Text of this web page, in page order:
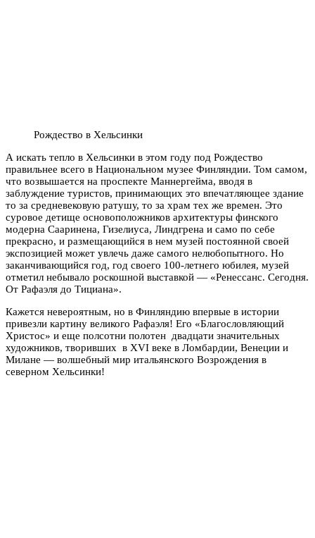
Рождество в Хельсинки
А искать тепло в Хельсинки в этом году под Рождество
правильнее всего в Национальном музее Финляндии. Том самом,
что возвышается на проспекте Маннергейма, вводя в
заблуждение туристов, принимающих это впечатляющее здание
то за средневековую ратушу, то за храм тех же времен. Это
суровое детище основоположников архитектуры финского
модерна Сааринена, Гизелиуса, Линдгрена и само по себе
прекрасно, и размещающийся в нем музей постоянной своей
экспозицией может увлечь даже самого нелюбопытного. Но
заканчивающийся год, год своего 100-летнего юбилея, музей
отметил небывало роскошной выставкой — «Ренессанс. Сегодня.
От Рафаэля до Тициана».
Кажется невероятным, но в Финляндию впервые в истории
привезли картину великого Рафаэля! Его «Благословляющий
Христос» и еще полсотни полотен двадцати значительных
художников, творивших в XVI веке в Ломбардии, Венеции и
Милане — волшебный мир итальянского Возрождения в
северном Хельсинки!